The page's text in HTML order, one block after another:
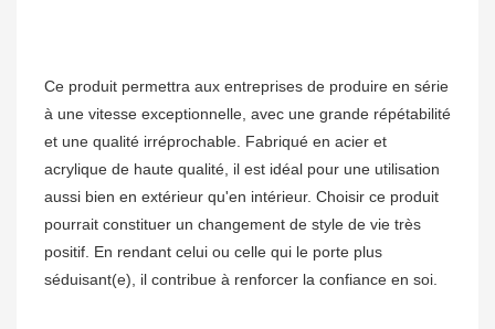
Ce produit permettra aux entreprises de produire en série
à une vitesse exceptionnelle, avec une grande répétabilité
et une qualité irréprochable. Fabriqué en acier et
acrylique de haute qualité, il est idéal pour une utilisation
aussi bien en extérieur qu'en intérieur. Choisir ce produit
pourrait constituer un changement de style de vie très
positif. En rendant celui ou celle qui le porte plus
séduisant(e), il contribue à renforcer la confiance en soi.